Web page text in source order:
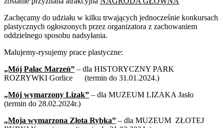
Zachęcamy do udziału w kilku trwających jednocześnie konkursach
plastycznych ogłoszonych przez organizatora z zachowaniem
oddzielnego sposobu nadsyłania.
Malujemy-rysujemy prace plastyczne:
„Mój Pałac Marzeń” – dla HISTORYCZNY PARK
ROZRYWKI Gorlice (termin do 31.01.2024.)
„Mój wymarzony Lizak” – dla MUZEUM LIZAKA Jasło
(termin do 28.02.2024r.)
„Moja wymarzona Złota Rybka” – dla MUZEUM ZŁOTEJ